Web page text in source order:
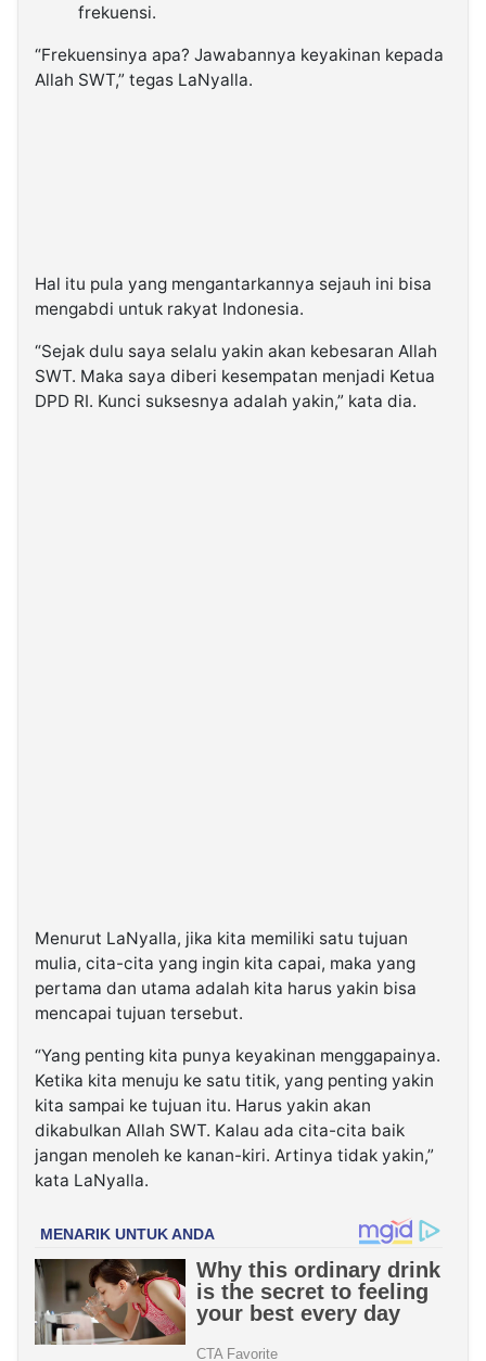
frekuensi.
“Frekuensinya apa? Jawabannya keyakinan kepada
Allah SWT,” tegas LaNyalla.
Hal itu pula yang mengantarkannya sejauh ini bisa
mengabdi untuk rakyat Indonesia.
“Sejak dulu saya selalu yakin akan kebesaran Allah
SWT. Maka saya diberi kesempatan menjadi Ketua
DPD RI. Kunci suksesnya adalah yakin,” kata dia.
Menurut LaNyalla, jika kita memiliki satu tujuan
mulia, cita-cita yang ingin kita capai, maka yang
pertama dan utama adalah kita harus yakin bisa
mencapai tujuan tersebut.
“Yang penting kita punya keyakinan menggapainya.
Ketika kita menuju ke satu titik, yang penting yakin
kita sampai ke tujuan itu. Harus yakin akan
dikabulkan Allah SWT. Kalau ada cita-cita baik
jangan menoleh ke kanan-kiri. Artinya tidak yakin,”
kata LaNyalla.